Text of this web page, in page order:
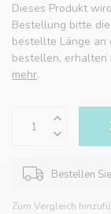
Dieses Produkt
Bestellung bitte
bestellte Länge an
bestellen, erhalten
mehr.
Bestellen
Zum Vergleich